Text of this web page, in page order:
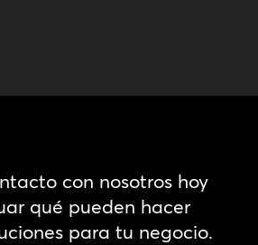
con nosotros hoy
qué pueden hacer
para tu negocio.